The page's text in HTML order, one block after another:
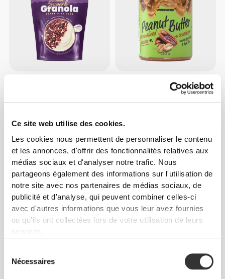
Ce site web utilise des cookies.
Les cookies nous permettent de personnaliser le contenu
et les annonces, d'offrir des fonctionnalités relatives aux
médias sociaux et d'analyser notre trafic. Nous
partageons également des informations sur l'utilisation de
notre site avec nos partenaires de médias sociaux, de
publicité et d'analyse, qui peuvent combiner celles-ci
avec d'autres informations que vous leur avez fournies
ou qu'ils ont collectées lors de votre utilisation de leurs
Nécessaires
et Chocolat Blanc 250 g
25%
Beurre de Cacahouète aux
Noix de Pécan Caramélisées